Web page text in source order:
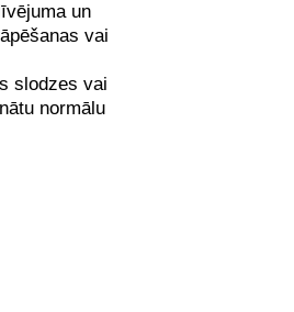
un
vai
slodzes vai
normālu